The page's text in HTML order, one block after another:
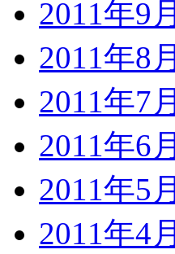
2011年9月
2011年8月
2011年7月
2011年6月
2011年5月
2011年4月